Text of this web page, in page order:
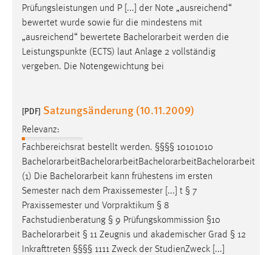
Prüfungsleistungen und P [...] der Note „ausreichend“
bewertet wurde sowie für die mindestens mit
„ausreichend“ bewertete Bachelorarbeit werden die
Leistungspunkte (ECTS) laut Anlage 2 vollständig
vergeben. Die Notengewichtung bei
[PDF] Satzungsänderung (10.11.2009)
Relevanz:
Fachbereichsrat bestellt werden. §§§§ 10101010
BachelorarbeitBachelorarbeitBachelorarbeitBachelorarbeit
(1) Die Bachelorarbeit kann frühestens im ersten
Semester nach dem Praxissemester [...] t § 7
Praxissemester und Vorpraktikum § 8
Fachstudienberatung § 9 Prüfungskommission §10
Bachelorarbeit § 11 Zeugnis und akademischer Grad § 12
Inkrafttreten §§§§ 1111 Zweck der StudienZweck [...]